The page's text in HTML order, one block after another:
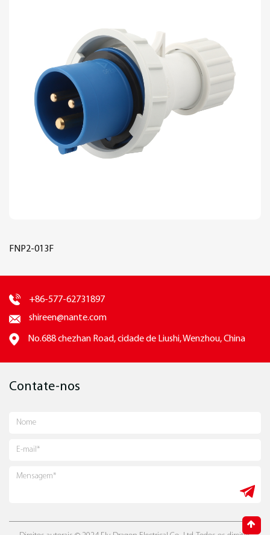
FNP2-013F
+86-577-62731897
shireen@nante.com
No.688 chezhan Road, cidade de Liushi, Wenzhou, China
Contate-nos